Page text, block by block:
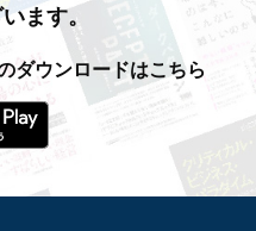
ます。
ダウンロードはこちら